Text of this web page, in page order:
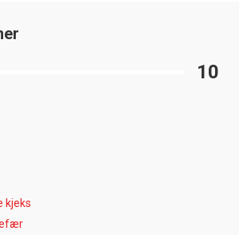
10
kjeks